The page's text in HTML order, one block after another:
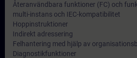
Återanvändbara funktioner (FC) och
multi-instans och IEC-kompatibilitet
Hoppinstruktioner
Indirekt adressering
Felhantering med hjälp av
Diagnostikfunktioner